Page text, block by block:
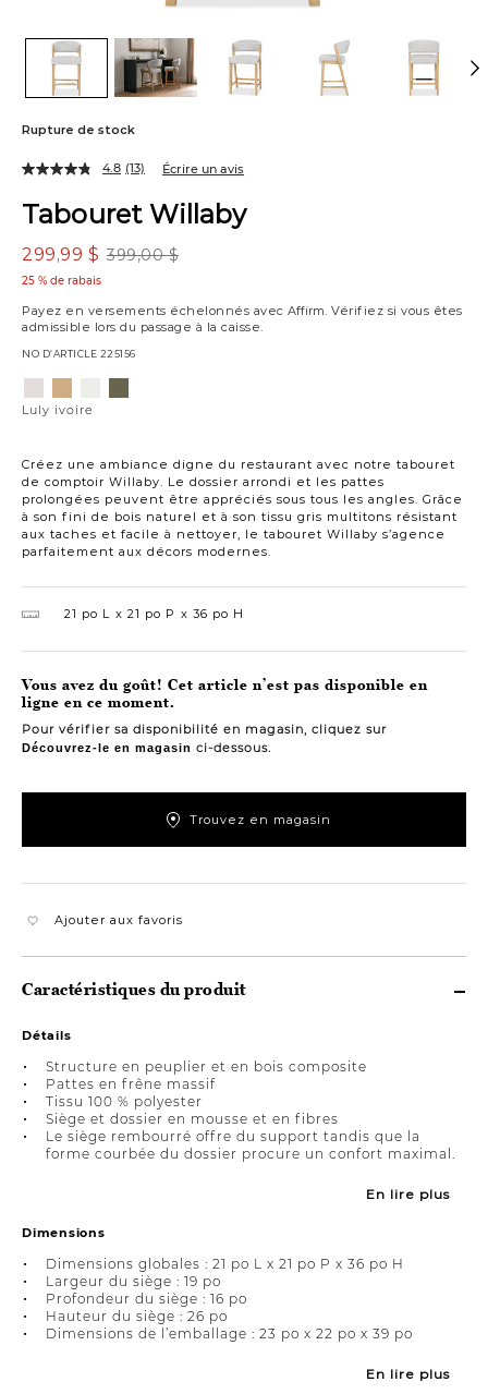
Rupture de stock
Tabouret Willaby
399,00 $
299,99 $
25 % de rabais
Payez en versements échelonnés avec Affirm. Vérifiez si vous êtes
admissible lors du passage à la caisse.
NO D’ARTICLE 225156
Créez une ambiance digne du restaurant avec notre tabouret
de comptoir Willaby. Le dossier arrondi et les pattes
prolongées peuvent être appréciés sous tous les angles. Grâce
à son fini de bois naturel et à son tissu gris multitons résistant
aux taches et facile à nettoyer, le tabouret Willaby s’agence
parfaitement aux décors modernes.
4.8 (13) Écrire un avis
Variations
ivoireparchemin
lin
Luly ivoire
21 po L 21 po P 36 po H
Vous avez du goût! Cet article n’est pas disponible en
ligne en ce moment.
Pour vérifier sa disponibilité en magasin, cliquez sur
Découvrez-le en magasin ci-dessous.
Trouvez en magasin
Ajouter aux favoris
Caractéristiques du produit
Détails
Structure en peuplier et en bois composite
Pattes en frêne massif
Tissu 100 % polyester
Siège et dossier en mousse et en fibres
Le siège rembourré offre du support tandis que la
forme courbée du dossier procure un confort maximal.
En lire plus
Dimensions
Dimensions globales : 21 po L x 21 po P x 36 po H
Largeur du siège : 19 po
Profondeur du siège : 16 po
Hauteur du siège : 26 po
Dimensions de l’emballage : 23 po x 22 po x 39 po
En lire plus